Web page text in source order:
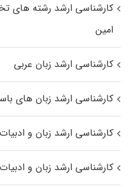
کارشناسی ارشد رﺷﺘﻪ ﻫﺎی
اﻣﻴﻦ
کارشناسی ارشد زبان عربی
کارشناسی ارشد زبان‌ های
کارشناسی ارشد زبان و
کارشناسی ارشد زبان و